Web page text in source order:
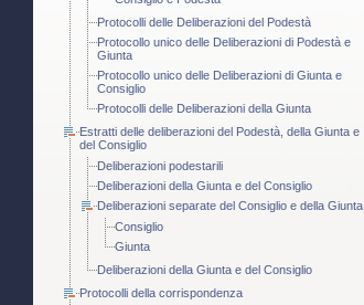
Protocolli delle Deliberazioni del Podestà
Protocollo unico delle Deliberazioni di Podestà e
Giunta
Protocollo unico delle Deliberazioni di Giunta e
Consiglio
Protocolli delle Deliberazioni della Giunta
Estratti delle deliberazioni del Podestà, della Giunta e
del Consiglio
Deliberazioni podestarili
Deliberazioni della Giunta e del Consiglio
Deliberazioni separate del Consiglio e della Giunta
Consiglio
Giunta
Deliberazioni della Giunta e del Consiglio
Protocolli della corrispondenza